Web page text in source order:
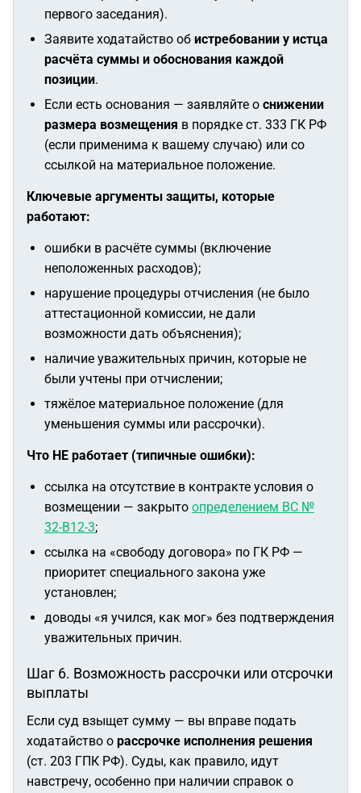
первого заседания).
Заявите ходатайство об истребовании у истца
расчёта суммы и обоснования каждой
позиции.
Если есть основания — заявляйте о снижении
размера возмещения в порядке ст. 333 ГК РФ
(если применима к вашему случаю) или со
ссылкой на материальное положение.
Ключевые аргументы защиты, которые
работают:
ошибки в расчёте суммы (включение
неположенных расходов);
нарушение процедуры отчисления (не было
аттестационной комиссии, не дали
возможности дать объяснения);
наличие уважительных причин, которые не
были учтены при отчислении;
тяжёлое материальное положение (для
уменьшения суммы или рассрочки).
Что НЕ работает (типичные ошибки):
ссылка на отсутствие в контракте условия о
возмещении — закрыто определением ВС №
32-В12-3;
ссылка на «свободу договора» по ГК РФ —
приоритет специального закона уже
установлен;
доводы «я учился, как мог» без подтверждения
уважительных причин.
Шаг 6. Возможность рассрочки или отсрочки
выплаты
Если суд взыщет сумму — вы вправе подать
ходатайство о рассрочке исполнения решения
(ст. 203 ГПК РФ). Суды, как правило, идут
навстречу, особенно при наличии справок о